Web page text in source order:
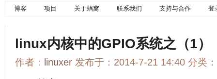
博客 项目 关于蜗窝 联系我们 支持与合作 登
linux内核中的GPIO系统之（1）
作者： linuxer 发布于：2014-7-21 14:40 分类：